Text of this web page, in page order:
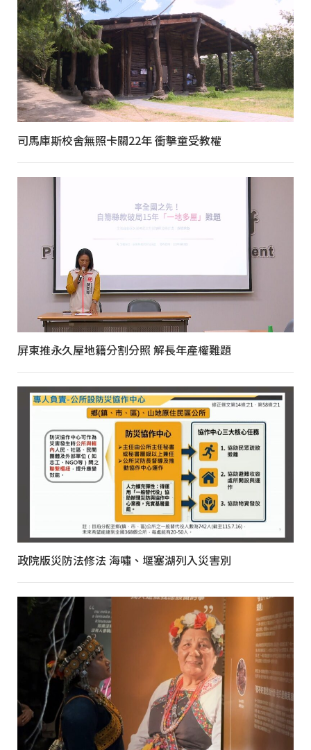
司馬庫斯校舍無照卡關22年 衝擊童受教權
屏東推永久屋地籍分割分照 解長年產權難題
政院版災防法修法 海嘯、堰塞湖列入災害別